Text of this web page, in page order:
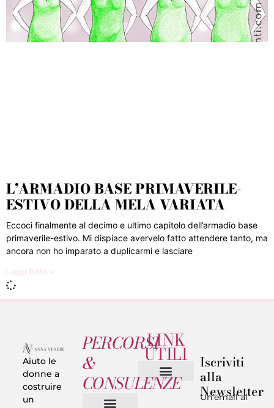
L’ARMADIO BASE PRIMAVERILE-
ESTIVO DELLA MELA VARIATA
Eccoci finalmente al decimo e ultimo capitolo dell’armadio base
primaverile-estivo. Mi dispiace avervelo fatto attendere tanto, ma
ancora non ho imparato a duplicarmi e lasciare
Leggi Tutto »
Aiuto le
donne a
costruire
un
PERCORSI
&
CONSULENZE
LINK
UTILI Iscriviti
alla
Newsletter
Un’email al